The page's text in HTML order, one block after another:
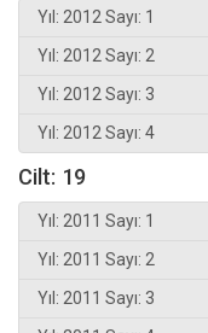
Yıl: 2012 Sayı: 1
Yıl: 2012 Sayı: 2
Yıl: 2012 Sayı: 3
Yıl: 2012 Sayı: 4
Cilt: 19
Yıl: 2011 Sayı: 1
Yıl: 2011 Sayı: 2
Yıl: 2011 Sayı: 3